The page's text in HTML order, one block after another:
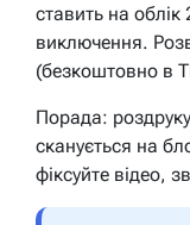
ставить на облік
виключення.
(безкоштовно в
Порада:
сканується на
фіксуйте відео,